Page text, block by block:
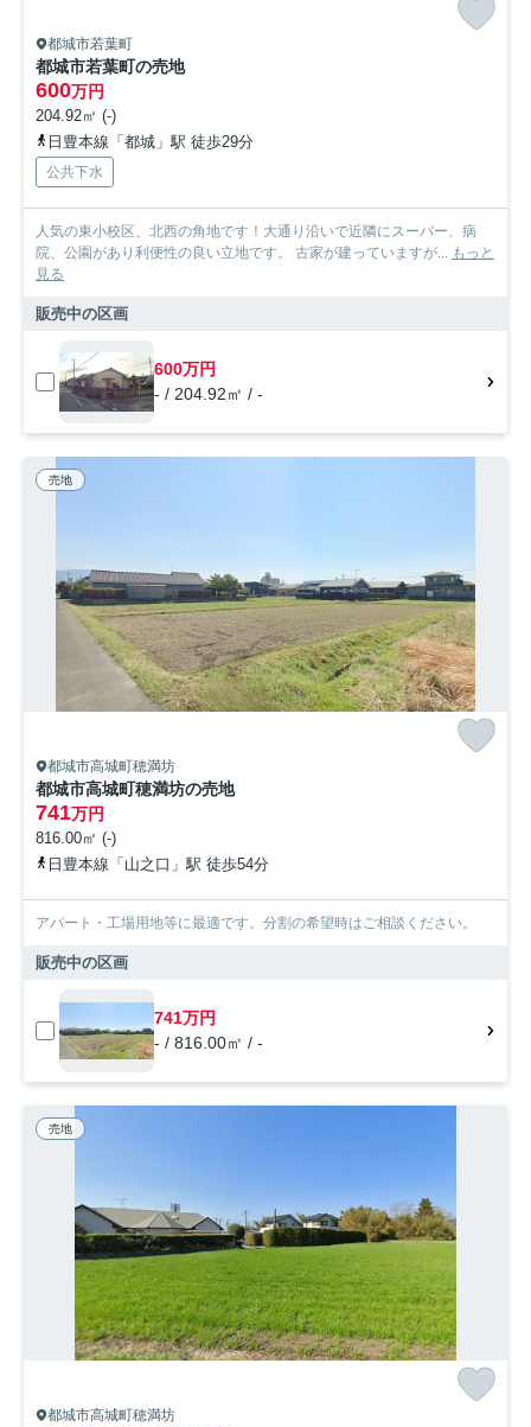
都城市若葉町
都城市若葉町の売地
600万円
204.92㎡ (-)
日豊本線「都城」駅 徒歩29分
公共下水
人気の東小校区、北西の角地です！大通り沿いで近隣にスーパー、病
院、公園があり利便性の良い立地です。 古家が建っていますが... もっと
見る
販売中の区画
600万円
- / 204.92㎡ / -
売地
都城市高城町穂満坊
都城市高城町穂満坊の売地
741万円
816.00㎡ (-)
日豊本線「山之口」駅 徒歩54分
アパート・工場用地等に最適です。分割の希望時はご相談ください。
販売中の区画
741万円
- / 816.00㎡ / -
売地
都城市高城町穂満坊